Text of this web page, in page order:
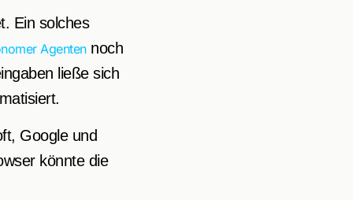
Ein solches
Agentennoch
ließe sich
Google und
könnte die